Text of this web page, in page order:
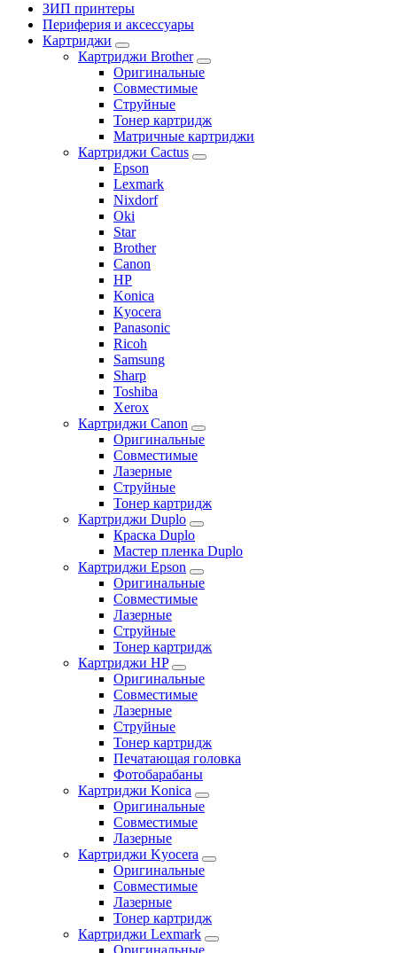
ЗИП принтеры
Периферия и аксессуары
Картриджи
Картриджи Brother
Оригинальные
Совместимые
Струйные
Тонер картридж
Матричные картриджи
Картриджи Cactus
Epson
Lexmark
Nixdorf
Oki
Star
Brother
Canon
HP
Konica
Kyocera
Panasonic
Ricoh
Samsung
Sharp
Toshiba
Xerox
Картриджи Canon
Оригинальные
Совместимые
Лазерные
Струйные
Тонер картридж
Картриджи Duplo
Краска Duplo
Мастер пленка Duplo
Картриджи Epson
Оригинальные
Совместимые
Лазерные
Струйные
Тонер картридж
Картриджи HP
Оригинальные
Совместимые
Лазерные
Струйные
Тонер картридж
Печатающая головка
Фотобарабаны
Картриджи Konica
Оригинальные
Совместимые
Лазерные
Картриджи Kyocera
Оригинальные
Совместимые
Лазерные
Тонер картридж
Картриджи Lexmark
Оригинальные